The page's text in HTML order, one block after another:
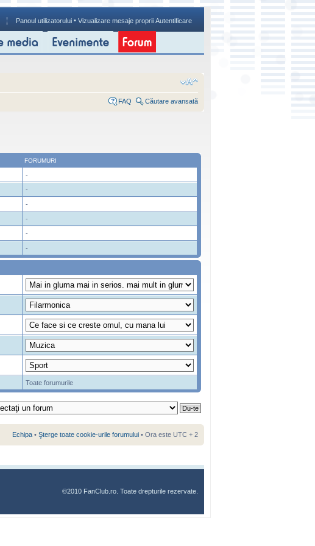
Panoul utilizatorului • Vizualizare mesaje proprii Autentificare
FAQ Căutare avansată
FORUMURI
-
-
-
-
-
-
Toate forumurile
Echipa • Şterge toate cookie-urile forumului • Ora este UTC + 2
©2010 FanClub.ro. Toate drepturile rezervate.